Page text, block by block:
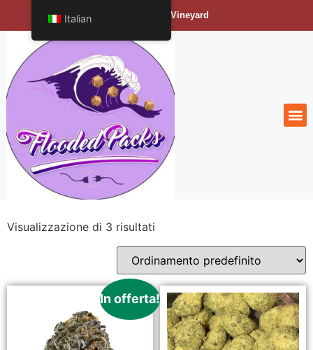
Bengals Vineyard
Visualizzazione di 3 risultati
In offerta!
Italian